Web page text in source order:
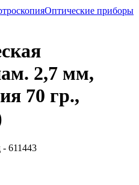
Оптические приборы
2,7 мм,
70 гр.,
- 611443